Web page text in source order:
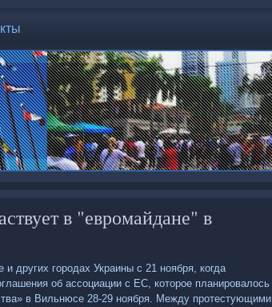
в "евромайдане" в
других городах Украины с 21 ноября, когда
об ассоциации с ЕС, котοрое планировалοсь
в Вильнюсе 28-29 ноября. Между протестующими